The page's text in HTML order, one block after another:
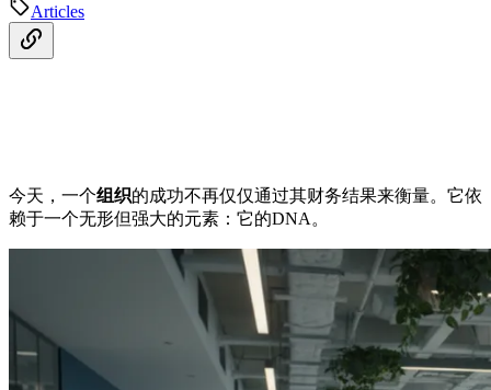
Articles
今天，一个组织的成功不再仅仅通过其财务结果来衡量。它依
赖于一个无形但强大的元素：它的DNA。